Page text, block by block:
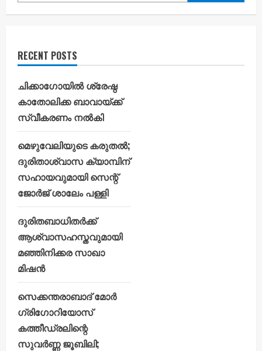
RECENT POSTS
ചിക്കാഗോയിൽ ശ്രേഷ്ഠ
കാതോലിക്ക ബാവായ്ക്ക്
സ്വീകരണം നൽകി
മെഴുവേലിയുടെ കരുതൽ;
ദുരിതാശ്വാസ ക്യാമ്പിന്
സഹായവുമായി സെന്റ്
ജോർജ് ശാലേം പള്ളി
ദുരിതബാധിതർക്ക്
ആശ്വാസഹസ്തവുമായി
മഞ്ഞിനിക്കര സാഖാ
മിഷൻ
സെക്കന്തരാബാദ് മോർ
ഗ്രിഗോറിയോസ്
കത്തീഡ്രലിന്റെ
സുവർണ്ണ ജൂബിലി;